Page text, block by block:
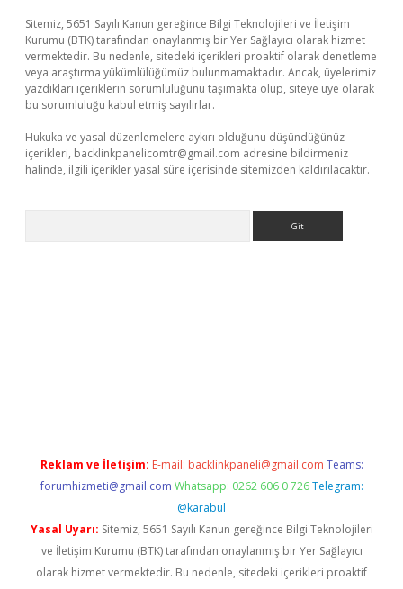
Sitemiz, 5651 Sayılı Kanun gereğince Bilgi Teknolojileri ve İletişim
Kurumu (BTK) tarafından onaylanmış bir Yer Sağlayıcı olarak hizmet
vermektedir. Bu nedenle, sitedeki içerikleri proaktif olarak denetleme
veya araştırma yükümlülüğümüz bulunmamaktadır. Ancak, üyelerimiz
yazdıkları içeriklerin sorumluluğunu taşımakta olup, siteye üye olarak
bu sorumluluğu kabul etmiş sayılırlar.
Hukuka ve yasal düzenlemelere aykırı olduğunu düşündüğünüz
içerikleri, backlinkpanelicomtr@gmail.com adresine bildirmeniz
halinde, ilgili içerikler yasal süre içerisinde sitemizden kaldırılacaktır.
Reklam ve İletişim: E-mail: backlinkpaneli@gmail.com Teams:
forumhizmeti@gmail.com Whatsapp: 0262 606 0 726 Telegram:
@karabul
Yasal Uyarı: Sitemiz, 5651 Sayılı Kanun gereğince Bilgi Teknolojileri
ve İletişim Kurumu (BTK) tarafından onaylanmış bir Yer Sağlayıcı
olarak hizmet vermektedir. Bu nedenle, sitedeki içerikleri proaktif